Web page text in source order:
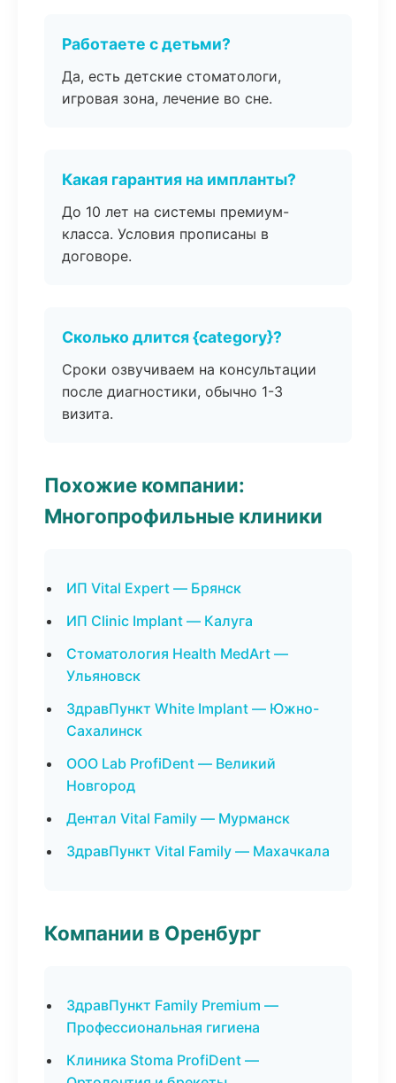
Работаете с детьми?
Да, есть детские стоматологи,
игровая зона, лечение во сне.
Какая гарантия на импланты?
До 10 лет на системы премиум-
класса. Условия прописаны в
договоре.
Сколько длится {category}?
Сроки озвучиваем на консультации
после диагностики, обычно 1-3
визита.
Похожие компании:
Многопрофильные клиники
ИП Vital Expert — Брянск
ИП Clinic Implant — Калуга
Стоматология Health MedArt —
Ульяновск
ЗдравПункт White Implant — Южно-
Сахалинск
ООО Lab ProfiDent — Великий
Новгород
Дентал Vital Family — Мурманск
ЗдравПункт Vital Family — Махачкала
Компании в Оренбург
ЗдравПункт Family Premium —
Профессиональная гигиена
Клиника Stoma ProfiDent —